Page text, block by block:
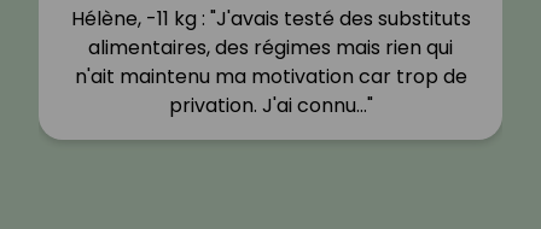
Hélène, -11 kg : "J'avais testé des substituts
alimentaires, des régimes mais rien qui
n'ait maintenu ma motivation car trop de
privation. J'ai connu…"